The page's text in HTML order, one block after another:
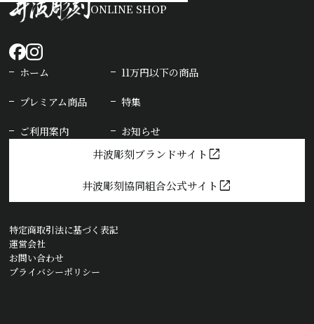
ONLINE SHOP
ホーム 11万円以下の商品
プレミアム商品 特集
ご利用案内 お知らせ
井波彫刻ブランドサイト open_in_new
井波彫刻協同組合公式サイト open_in_new
特定商取引法に基づく表記
運営会社
お問い合わせ
プライバシーポリシー